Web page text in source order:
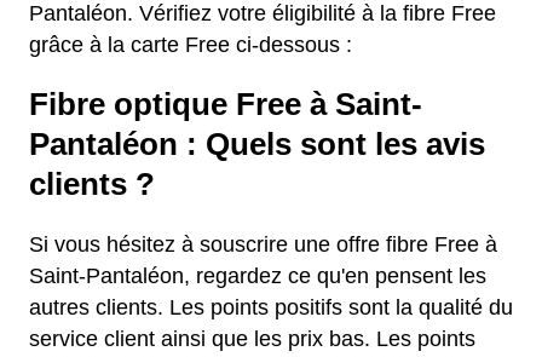
Pantaléon. Vérifiez votre éligibilité à la fibre Free
grâce à la carte Free ci-dessous :
Fibre optique Free à Saint-
Pantaléon : Quels sont les avis
clients ?
Si vous hésitez à souscrire une offre fibre Free à
Saint-Pantaléon, regardez ce qu'en pensent les
autres clients. Les points positifs sont la qualité du
service client ainsi que les prix bas. Les points